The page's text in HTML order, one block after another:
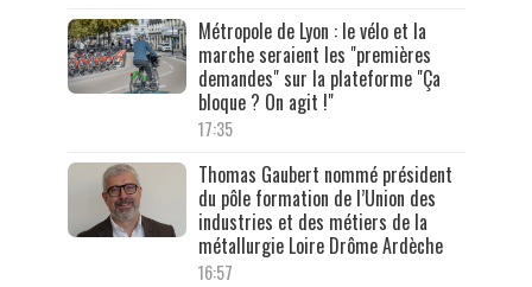
Métropole de Lyon : le vélo et la
marche seraient les "premières
demandes" sur la plateforme "Ça
bloque ? On agit !"
17:35
Thomas Gaubert nommé président
du pôle formation de l’Union des
industries et des métiers de la
métallurgie Loire Drôme Ardèche
16:57